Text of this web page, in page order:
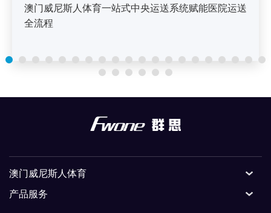
澳门威尼斯人体育一站式中央运送系统赋能医院运送
全流程
澳门威尼斯人体育
产品服务